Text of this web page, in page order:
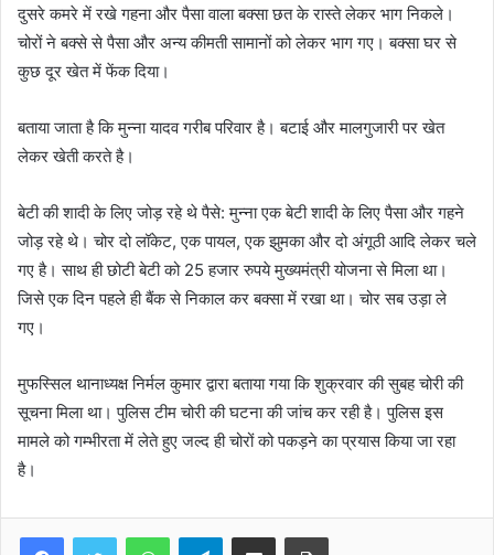
दुसरे कमरे में रखे गहना और पैसा वाला बक्सा छत के रास्ते लेकर भाग निकले।
चोरों ने बक्से से पैसा और अन्य कीमती सामानों को लेकर भाग गए। बक्सा घर से
कुछ दूर खेत में फेंक दिया।
बताया जाता है कि मुन्ना यादव गरीब परिवार है। बटाई और मालगुजारी पर खेत
लेकर खेती करते है।
बेटी की शादी के लिए जोड़ रहे थे पैसे: मुन्ना एक बेटी शादी के लिए पैसा और गहने
जोड़ रहे थे। चोर दो लॉकेट, एक पायल, एक झुमका और दो अंगूठी आदि लेकर चले
गए है। साथ ही छोटी बेटी को 25 हजार रुपये मुख्यमंत्री योजना से मिला था।
जिसे एक दिन पहले ही बैंक से निकाल कर बक्सा में रखा था। चोर सब उड़ा ले
गए।
मुफस्सिल थानाध्यक्ष निर्मल कुमार द्वारा बताया गया कि शुक्रवार की सुबह चोरी की
सूचना मिला था। पुलिस टीम चोरी की घटना की जांच कर रही है। पुलिस इस
मामले को गम्भीरता में लेते हुए जल्द ही चोरों को पकड़ने का प्रयास किया जा रहा
है।
Telegram